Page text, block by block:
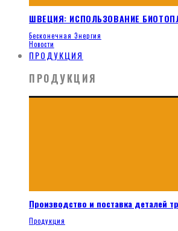
ШВЕЦИЯ: ИСПОЛЬЗОВАНИЕ
Бесконечная Энергия
Новости
ПРОДУКЦИЯ
ПРОДУКЦИЯ
Производство и поставка деталей
Продукция